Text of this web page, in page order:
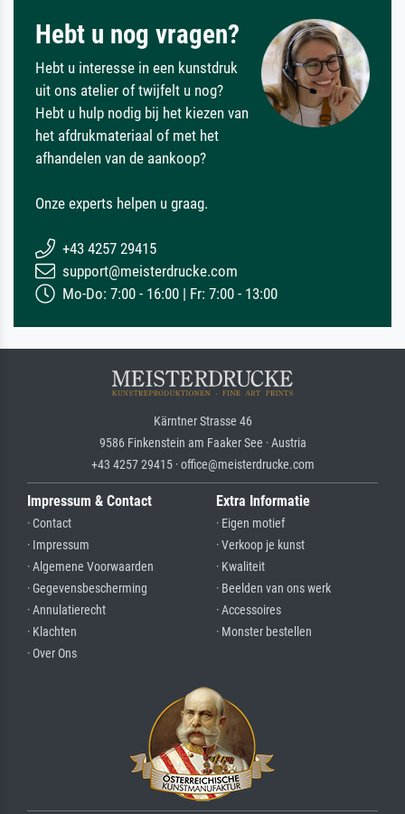
Hebt u nog vragen?
Hebt u interesse in een kunstdruk
uit ons atelier of twijfelt u nog?
Hebt u hulp nodig bij het kiezen van
het afdrukmateriaal of met het
afhandelen van de aankoop?
Onze experts helpen u graag.
+43 4257 29415
support@meisterdrucke.com
Mo-Do: 7:00 - 16:00 | Fr: 7:00 - 13:00
Kärntner Strasse 46
9586 Finkenstein am Faaker See · Austria
+43 4257 29415 · office@meisterdrucke.com
Impressum & Contact
· Contact
· Impressum
· Algemene Voorwaarden
· Gegevensbescherming
· Annulatierecht
· Klachten
· Over Ons
Extra Informatie
· Eigen motief
· Verkoop je kunst
· Kwaliteit
· Beelden van ons werk
· Accessoires
· Monster bestellen